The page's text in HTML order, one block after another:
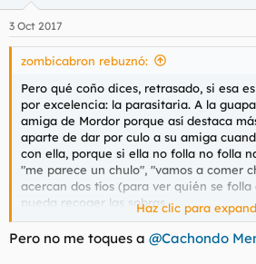
3 Oct 2017
zombicabron rebuznó:
Pero qué coño dices, retrasado, si esa
por excelencia: la parasitaria. A la
amiga de Mordor porque así destaca
aparte de dar por culo a su amiga
con ella, porque si ella no folla no folla
"me parece un chulo", "vamos a comer
acercan dos tíos (para ver quién se
pueda recoger las sobras.
Suicídate ya, haz el favor.
Haz clic para
Pero no me toques a @Cachondo